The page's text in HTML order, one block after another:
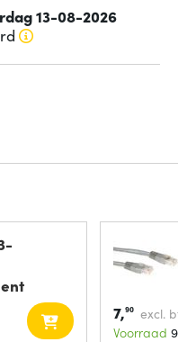
13-08-2026
7,90 excl.
Voorraad